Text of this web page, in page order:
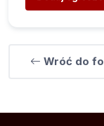
Wróć do